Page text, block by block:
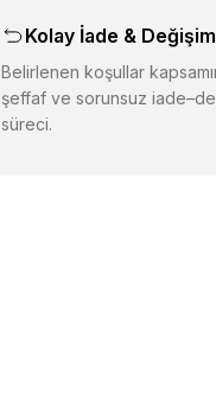
Kolay İade & Değişim
Belirlenen koşullar
şeffaf ve sorunsuz
süreci.